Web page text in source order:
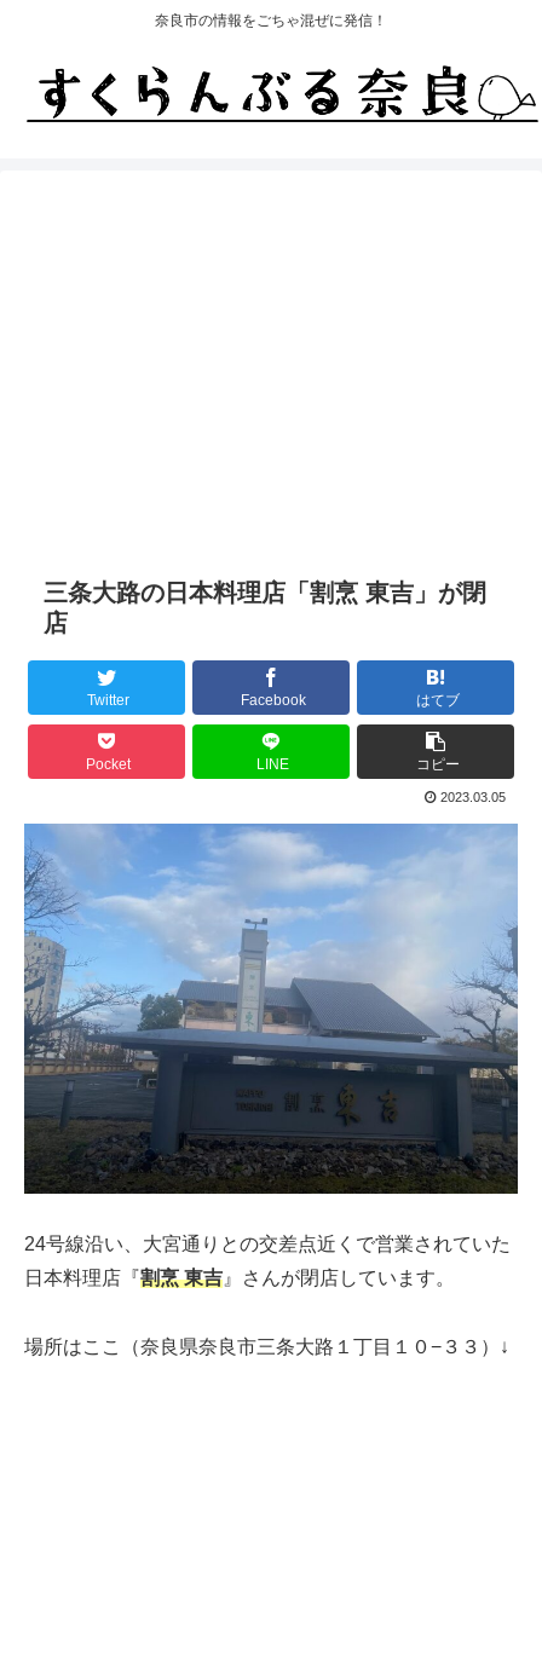
奈良市の情報をごちゃ混ぜに発信！
三条大路の日本料理店「割烹 東吉」が閉
店
Twitter Facebook はてブ
Pocket LINE コピー
2023.03.05
24号線沿い、大宮通りとの交差点近くで営業されていた
日本料理店『 割烹 東吉』さんが閉店しています。
場所はここ（奈良県奈良市三条大路１丁目１０−３３）↓